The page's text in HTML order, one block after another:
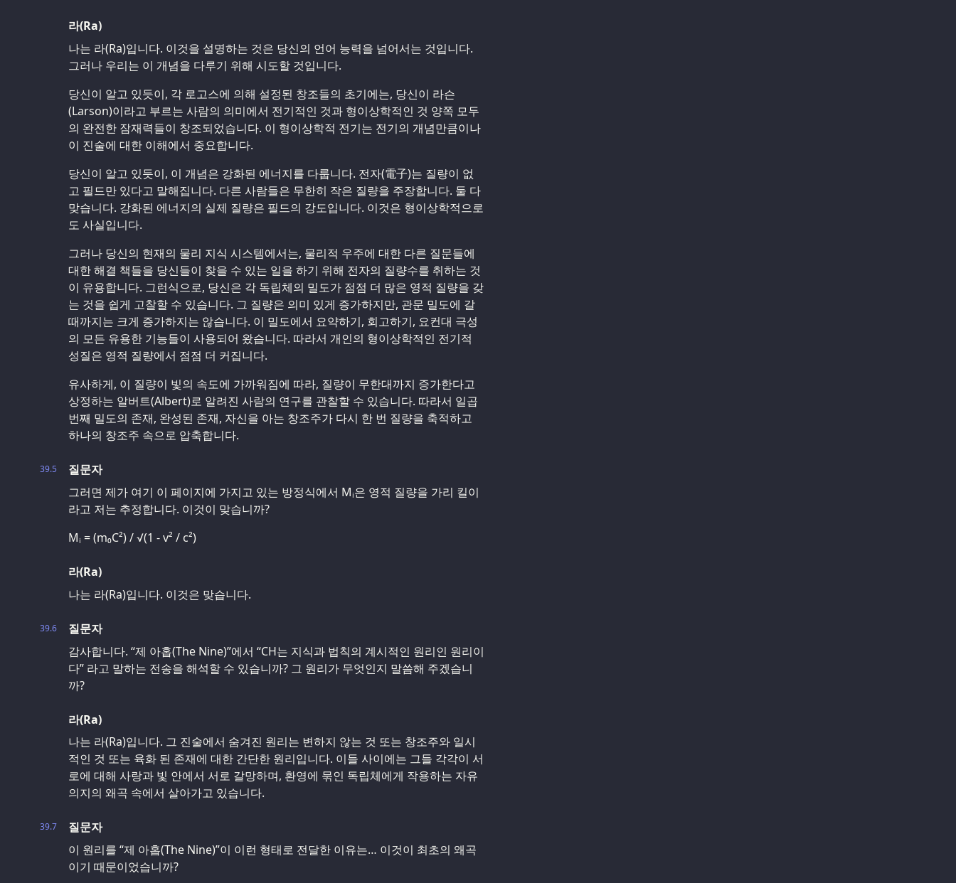
라(Ra)
나는 라(Ra)입니다. 이것을 설명하는 것은 당신의 언어 능력을 넘어서는 것입니다.
그러나 우리는 이 개념을 다루기 위해 시도할 것입니다.
당신이 알고 있듯이, 각 로고스에 의해 설정된 창조들의 초기에는, 당신이 라슨
(Larson)이라고 부르는 사람의 의미에서 전기적인 것과 형이상학적인 것 양쪽 모두
의 완전한 잠재력들이 창조되었습니다. 이 형이상학적 전기는 전기의 개념만큼이나
이 진술에 대한 이해에서 중요합니다.
당신이 알고 있듯이, 이 개념은 강화된 에너지를 다룹니다. 전자(電子)는 질량이 없
고 필드만 있다고 말해집니다. 다른 사람들은 무한히 작은 질량을 주장합니다. 둘 다
맞습니다. 강화된 에너지의 실제 질량은 필드의 강도입니다. 이것은 형이상학적으로
도 사실입니다.
그러나 당신의 현재의 물리 지식 시스템에서는, 물리적 우주에 대한 다른 질문들에
대한 해결 책들을 당신들이 찾을 수 있는 일을 하기 위해 전자의 질량수를 취하는 것
이 유용합니다. 그런식으로, 당신은 각 독립체의 밀도가 점점 더 많은 영적 질량을 갖
는 것을 쉽게 고찰할 수 있습니다. 그 질량은 의미 있게 증가하지만, 관문 밀도에 갈
때까지는 크게 증가하지는 않습니다. 이 밀도에서 요약하기, 회고하기, 요컨대 극성
의 모든 유용한 기능들이 사용되어 왔습니다. 따라서 개인의 형이상학적인 전기적
성질은 영적 질량에서 점점 더 커집니다.
유사하게, 이 질량이 빛의 속도에 가까워짐에 따라, 질량이 무한대까지 증가한다고
상정하는 알버트(Albert)로 알려진 사람의 연구를 관찰할 수 있습니다. 따라서 일곱
번째 밀도의 존재, 완성된 존재, 자신을 아는 창조주가 다시 한 번 질량을 축적하고
하나의 창조주 속으로 압축합니다.
39.5
질문자
그러면 제가 여기 이 페이지에 가지고 있는 방정식에서 Mᵢ은 영적 질량을 가리 킬이
라고 저는 추정합니다. 이것이 맞습니까?
Mᵢ = (m₀C²) / √(1 - v² / c²)
라(Ra)
나는 라(Ra)입니다. 이것은 맞습니다.
39.6
질문자
감사합니다. “제 아홉(The Nine)”에서 “CH는 지식과 법칙의 계시적인 원리인 원리이
다” 라고 말하는 전송을 해석할 수 있습니까? 그 원리가 무엇인지 말씀해 주겠습니
까?
라(Ra)
나는 라(Ra)입니다. 그 진술에서 숨겨진 원리는 변하지 않는 것 또는 창조주와 일시
적인 것 또는 육화 된 존재에 대한 간단한 원리입니다. 이들 사이에는 그들 각각이 서
로에 대해 사랑과 빛 안에서 서로 갈망하며, 환영에 묶인 독립체에게 작용하는 자유
의지의 왜곡 속에서 살아가고 있습니다.
39.7
질문자
이 원리를 “제 아홉(The Nine)”이 이런 형태로 전달한 이유는… 이것이 최초의 왜곡
이기 때문이었습니까?